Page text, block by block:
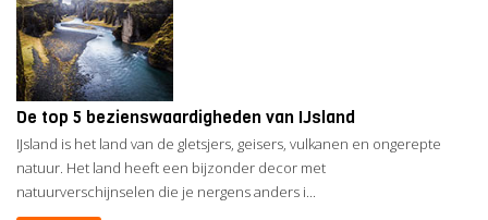
De top 5 bezienswaardigheden van IJsland
IJsland is het land van de gletsjers, geisers, vulkanen en ongerepte
natuur. Het land heeft een bijzonder decor met
natuurverschijnselen die je nergens anders i...